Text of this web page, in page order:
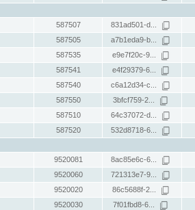
587507 831ad501-d...
587505 a7b1eda9-b...
587535 e9e7f20c-9...
587541 e4f29379-6...
587540 c6a12d34-c...
587550 3bfcf759-2...
587510 64c37072-d...
587520 532d8718-6...
9520081 8ac85e6c-6...
9520060 721313e7-9...
9520020 86c5688f-2...
9520030 7f01fbd8-6...